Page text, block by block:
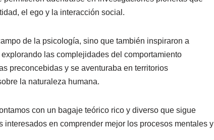
el ego y la interacción social.
de la psicología, sino que también inspiraron a
las complejidades del comportamiento
preconcebidas y se aventuraba en territorios
la naturaleza humana.
con un bagaje teórico rico y diverso que sigue
​​en comprender mejor los procesos mentales y